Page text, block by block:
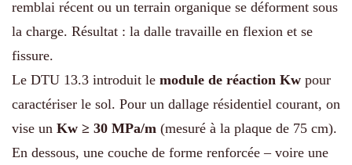
remblai récent ou un terrain organique se déforment sous
la charge. Résultat : la dalle travaille en flexion et se
fissure.
Le DTU 13.3 introduit le module de réaction Kw pour
caractériser le sol. Pour un dallage résidentiel courant, on
vise un Kw ≥ 30 MPa/m (mesuré à la plaque de 75 cm).
En dessous, une couche de forme renforcée – voire une